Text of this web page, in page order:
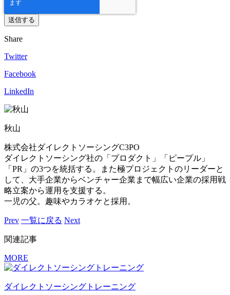
Share
Twitter
Facebook
LinkedIn
秋山
株式会社ダイレクトソーシングC3PO
ダイレクトソーシング社の「プロダクト」「ピープル」
「PR」の3つを統括する。また極プロジェクトのリーダーと
して、大手企業からベンチャー企業まで幅広い企業の採用戦
略立案から運用を支援する。
一児の父。趣味やカラオケと採用。
Prev 一覧に戻る Next
関連記事
MORE
ダイレクトソーシングトレーニング